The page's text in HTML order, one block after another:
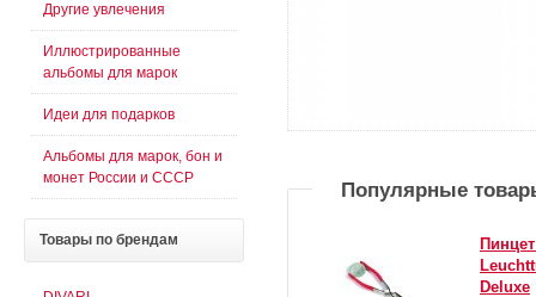
Популярные
Deluxe
Другие увлечения
Иллюстрированные
альбомы для марок
Идеи для подарков
Альбомы для марок, бон и
монет России и СССР
Товары по брендам